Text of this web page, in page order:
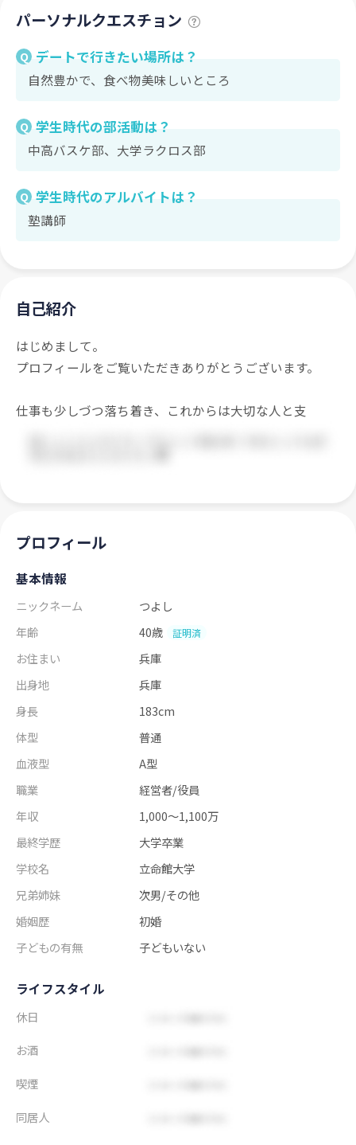
パーソナルクエスチョン
Q デートで行きたい場所は？
自然豊かで、食べ物美味しいところ
Q 学生時代の部活動は？
中高バスケ部、大学ラクロス部
Q 学生時代のアルバイトは？
塾講師
自己紹介
はじめまして。
プロフィールをご覧いただきありがとうございます。
仕事も少しづつ落ち着き、これからは大切な人と支
プロフィール
基本情報
ニックネーム
つよし
年齢
40歳 証明済
お住まい
兵庫
出身地
兵庫
身長
183cm
体型
普通
血液型
A型
職業
経営者/役員
年収
1,000～1,100万
最終学歴
大学卒業
学校名
立命館大学
兄弟姉妹
次男/その他
婚姻歴
初婚
子どもの有無
子どもいない
ライフスタイル
休日
お酒
喫煙
同居人